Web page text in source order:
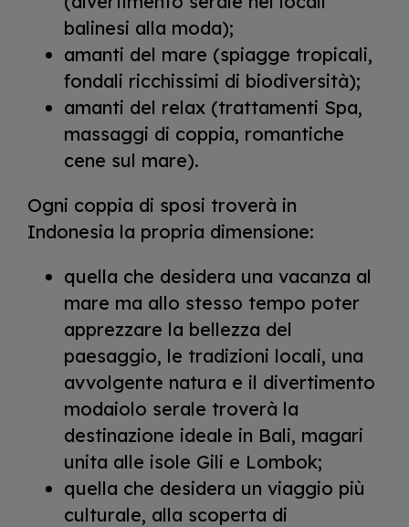
balinesi alla moda);
amanti del mare (spiagge tropicali,
fondali ricchissimi di biodiversità);
amanti del relax (trattamenti Spa,
massaggi di coppia, romantiche
cene sul mare).
Ogni coppia di sposi troverà in
Indonesia la propria dimensione:
quella che desidera una vacanza al
mare ma allo stesso tempo poter
apprezzare la bellezza del
paesaggio, le tradizioni locali, una
avvolgente natura e il divertimento
modaiolo serale troverà la
destinazione ideale in Bali, magari
unita alle isole Gili e Lombok;
quella che desidera un viaggio più
culturale, alla scoperta di